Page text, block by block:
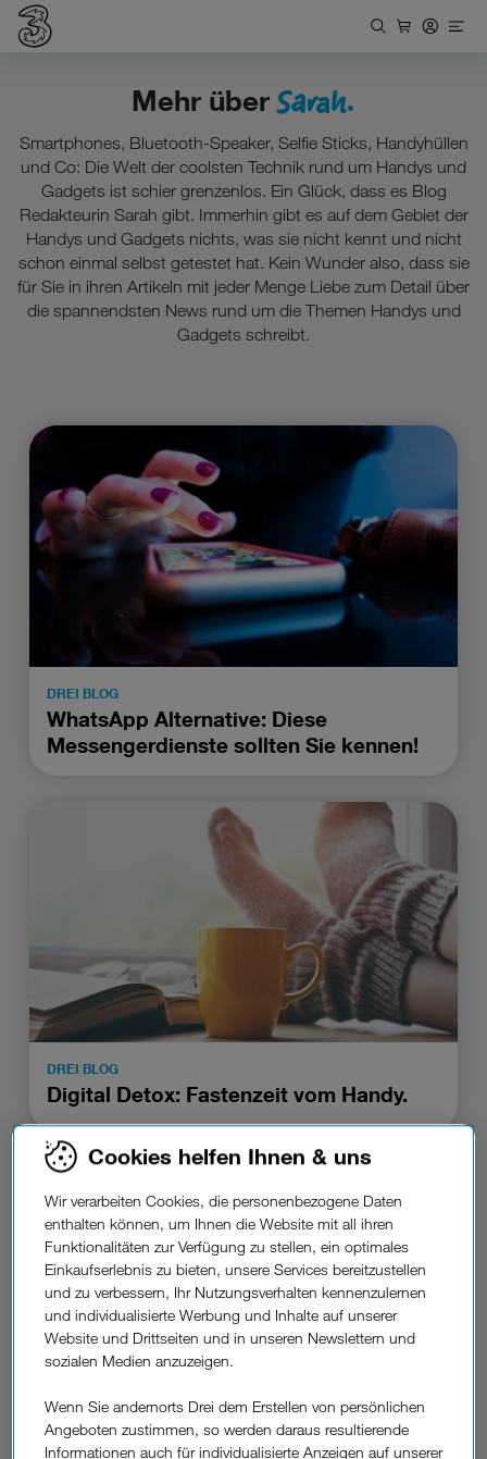
Mehr über Sarah.
Smartphones, Bluetooth-Speaker, Selfie Sticks, Handyhüllen
und Co: Die Welt der coolsten Technik rund um Handys und
Gadgets ist schier grenzenlos. Ein Glück, dass es Blog
Redakteurin Sarah gibt. Immerhin gibt es auf dem Gebiet der
Handys und Gadgets nichts, was sie nicht kennt und nicht
schon einmal selbst getestet hat. Kein Wunder also, dass sie
für Sie in ihren Artikeln mit jeder Menge Liebe zum Detail über
die spannendsten News rund um die Themen Handys und
Gadgets schreibt.
DREI BLOG
WhatsApp Alternative: Diese
Messengerdienste sollten Sie kennen!
DREI BLOG
Digital Detox: Fastenzeit vom Handy.
DREI BLOG
Coole Gadgets für Ihr Auto.
Cookies helfen Ihnen & uns
Wir verarbeiten Cookies, die personenbezogene Daten
enthalten können, um Ihnen die Website mit all ihren
Funktionalitäten zur Verfügung zu stellen, ein optimales
Einkaufserlebnis zu bieten, unsere Services bereitzustellen
und zu verbessern, Ihr Nutzungsverhalten kennenzulernen
und individualisierte Werbung und Inhalte auf unserer
Website und Drittseiten und in unseren Newslettern und
sozialen Medien anzuzeigen.
Wenn Sie andernorts Drei dem Erstellen von persönlichen
Angeboten zustimmen, so werden daraus resultierende
Informationen auch für individualisierte Anzeigen auf unserer